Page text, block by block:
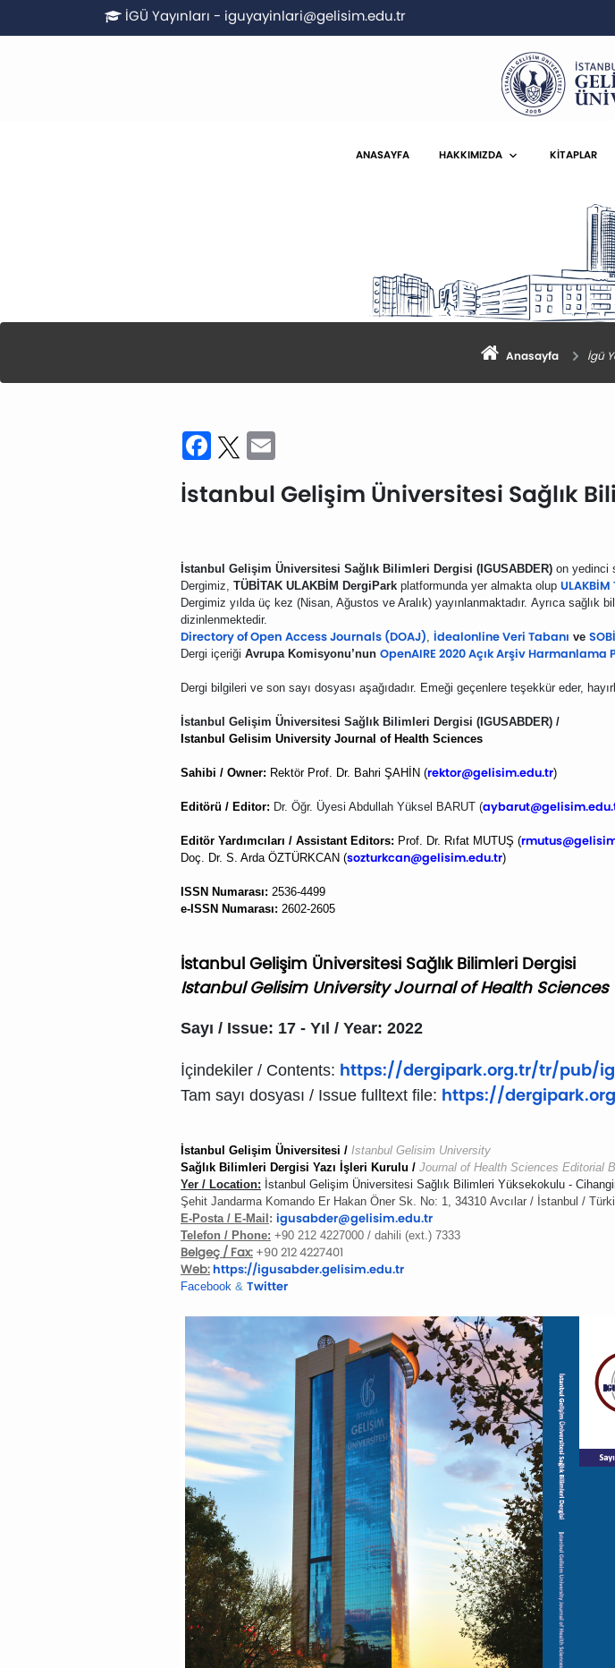
İGÜ Yayınları - iguyayinlari@gelisim.edu.tr
ANASAYFA HAKKIMIZDA KİTAPLAR
Anasayfa İgü
Facebook
Twitter
İstanbul Gelişim Üniversitesi Sağlık
İstanbul Gelişim Üniversitesi Sağlık Bilimleri Dergisi (IGUSABDER) on yedinci
Dergimiz, TÜBİTAK ULAKBİM DergiPark platformunda yer almakta olup ULAKBİM
Dergimiz yılda üç kez (Nisan, Ağustos ve Aralık) yayınlanmaktadır. Ayrıca sağlık
dizinlenmektedir.
Directory of Open Access Journals (DOAJ), İdealonline Veri Tabanı ve
Dergi içeriği Avrupa Komisyonu’nun OpenAIRE 2020 Açık Arşiv Harmanlama
Dergi bilgileri ve son sayı dosyası aşağıdadır. Emeği geçenlere teşekkür eder,
İstanbul Gelişim Üniversitesi Sağlık Bilimleri Dergisi (IGUSABDER) /
Istanbul Gelisim University Journal of Health Sciences
Sahibi / Owner: Rektör Prof. Dr. Bahri ŞAHİN (rektor@gelisim.edu.tr)
Editörü / Editor: Dr. Öğr. Üyesi Abdullah Yüksel BARUT (aybarut
Editör Yardımcıları / Assistant Editors: Prof. Dr. Rıfat MUTUŞ (
Doç. Dr. S. Arda ÖZTÜRKCAN (sozturkcan@gelisim.edu.tr)
ISSN Numarası: 2536-4499
e-ISSN Numarası: 2602-2605
İstanbul Gelişim Üniversitesi Sağlık Bilimleri Dergisi
Istanbul Gelisim University Journal of Health Sciences
Sayı / Issue: 17 - Yıl / Year: 2022
İçindekiler / Contents: https://dergipark.org.tr/tr/pub/
Tam sayı dosyası / Issue fulltext file: https://
İstanbul Gelişim Üniversitesi / Istanbul Gelisim University
Sağlık Bilimleri Dergisi Yazı İşleri Kurulu / Journal of Health Sciences Editorial
Yer / Location: İstanbul Gelişim Üniversitesi Sağlık Bilimleri Yüksekokulu -
Şehit Jandarma Komando Er Hakan Öner Sk. No: 1, 34310 Avcılar / İstanbul /
E-Posta / E-Mail : igusabder@gelisim.edu.tr
Telefon / Phone: +90 212 4227000 / dahili (ext.) 7333
Belgeç / Fax: +90 212 4227401
Web:https://igusabder.gelisim.edu.tr
Facebook & Twitter